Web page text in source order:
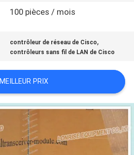
100 pièces / mois
contrôleur de réseau de Cisco,
contrôleurs sans fil de LAN de Cisco
MEILLEUR PRIX